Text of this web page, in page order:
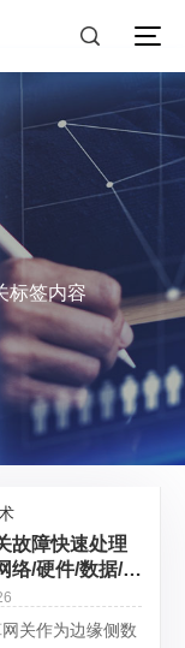
标签内容
故障快速处理
络/硬件/数据/协
关作为边缘侧数